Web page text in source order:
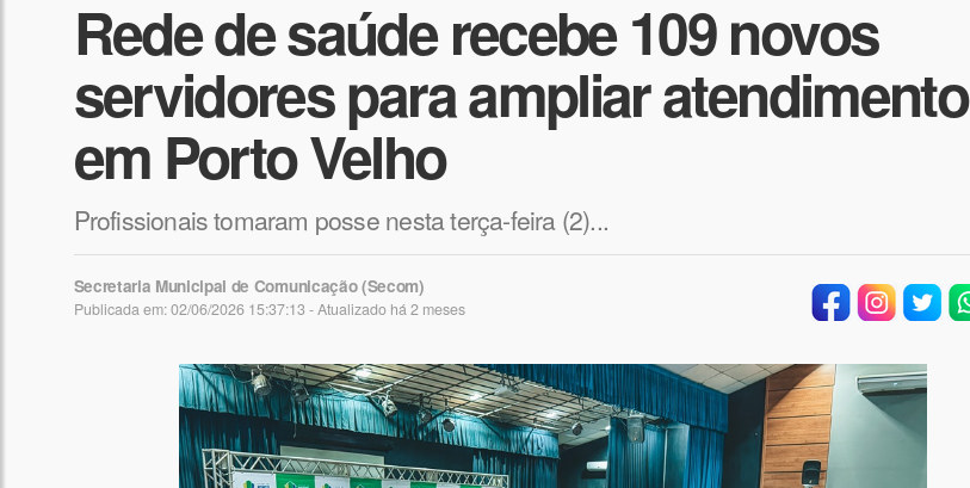
Rede de saúde recebe 109 novos
servidores para ampliar atendimento
em Porto Velho
Profissionais tomaram posse nesta terça-feira (2)...
Secretaria Municipal de Comunicação (Secom)
Publicada em: 02/06/2026 15:37:13 - Atualizado há 2 meses